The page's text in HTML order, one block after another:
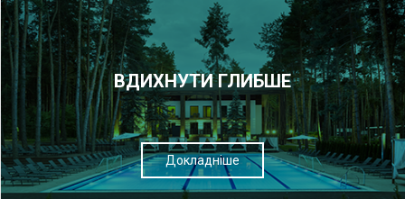
ВДИХНУТИ ГЛИБШЕ
Докладніше